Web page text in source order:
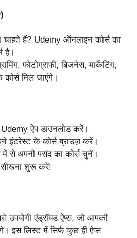
हैं? Udemy ऑनलाइन कोर्स का
है।
फोटोग्राफी, बिजनेस, मार्केटिंग,
मिल जाएंगे।
ऐप डाउनलोड करें।
इंटरेस्ट के कोर्स ब्राउज़ करें।
में से अपनी पसंद का कोर्स चुनें।
सीखना शुरू करें!
एंड्रॉयड ऐप्स, जो आपकी
इस लिस्ट में सिर्फ कुछ ही ऐप्स